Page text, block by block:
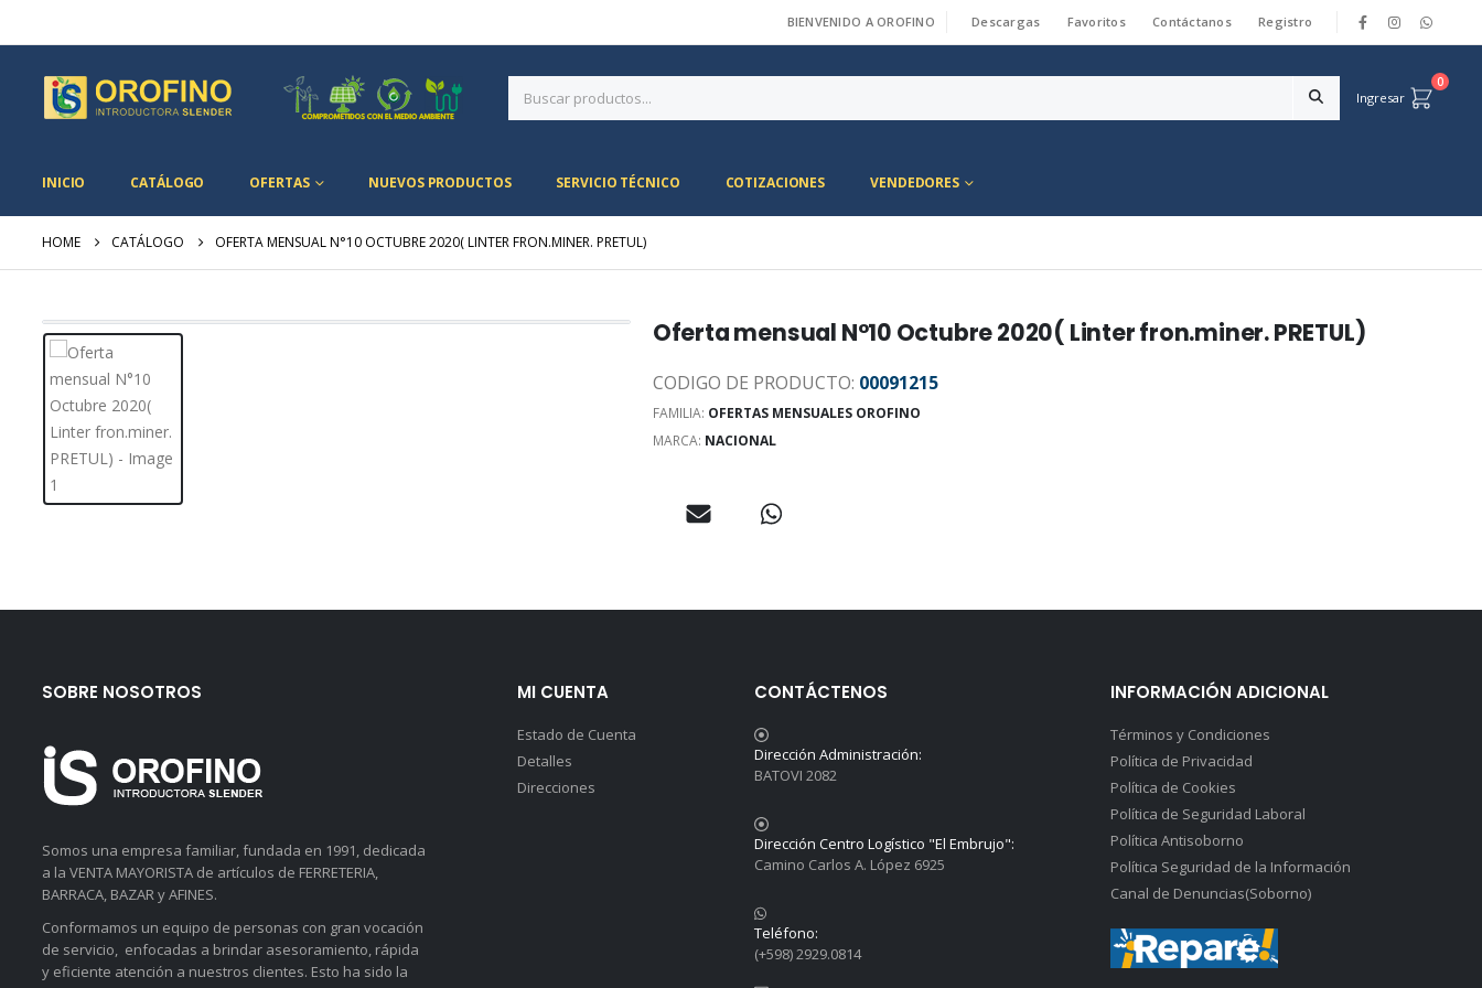
BIENVENIDO A OROFINO Descargas Favoritos Contáctanos Registro
Ingresar
0
INICIO CATÁLOGO OFERTAS NUEVOS PRODUCTOS SERVICIO TÉCNICO COTIZACIONES VENDEDORES
HOME CATÁLOGO OFERTA MENSUAL N°10 OCTUBRE 2020( LINTER FRON.MINER. PRETUL)
Oferta mensual N°10 Octubre 2020( Linter fron.miner. PRETUL)
CODIGO DE PRODUCTO: 00091215
FAMILIA: OFERTAS MENSUALES OROFINO
MARCA: NACIONAL
SOBRE NOSOTROS
Somos una empresa familiar, fundada en 1991, dedicada
a la VENTA MAYORISTA de artículos de FERRETERIA,
BARRACA, BAZAR y AFINES.
Conformamos un equipo de personas con gran vocación
de servicio, enfocadas a brindar asesoramiento, rápida
y eficiente atención a nuestros clientes. Esto ha sido la
MI CUENTA
Estado de Cuenta
Detalles
Direcciones
CONTÁCTENOS
Dirección Administración:
BATOVI 2082
Dirección Centro Logístico "El Embrujo":
Camino Carlos A. López 6925
Teléfono:
(+598) 2929.0814
INFORMACIÓN ADICIONAL
Términos y Condiciones
Política de Privacidad
Política de Cookies
Política de Seguridad Laboral
Política Antisoborno
Política Seguridad de la Información
Canal de Denuncias(Soborno)